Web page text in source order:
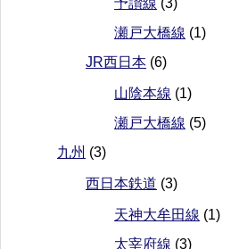
予讃線 (3)
瀬戸大橋線 (1)
JR西日本 (6)
山陰本線 (1)
瀬戸大橋線 (5)
九州 (3)
西日本鉄道 (3)
天神大牟田線 (1)
太宰府線 (3)